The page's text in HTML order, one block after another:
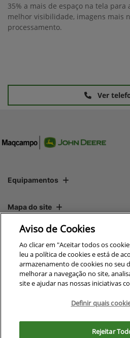
35% a mais de espaço na tela
melhor visibilidade, imagens mais
processamento.
Ver
Equipamentos
Mapa do site
Política de privacidade
CNPJ:
. Ao seguir
Aviso de Cookies
Ao clicar em "Aceitar todos os
leu a política de cookies e está de
armazenamento de cookies no seu
melhorar a navegação no site,
site e ajudar nas nossas iniciativas
Definir quais
Rejeitar